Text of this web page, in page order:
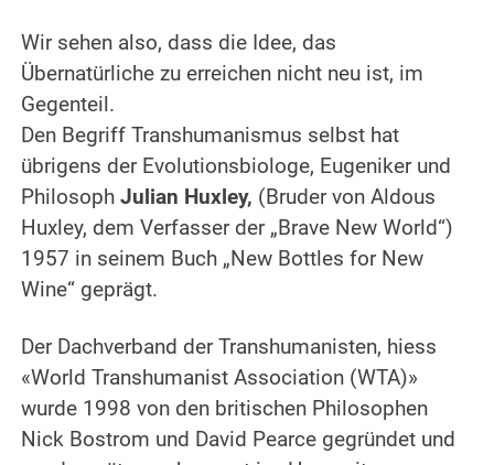
Wir sehen also, dass die Idee, das
Übernatürliche zu erreichen nicht neu ist, im
Gegenteil.
Den Begriff Transhumanismus selbst hat
übrigens der Evolutionsbiologe, Eugeniker und
PhilosophJulian Huxley, (Bruder von Aldous
Huxley, dem Verfasser der „Brave New World“)
1957 in seinem Buch „New Bottles for New
Wine“ geprägt.
Der Dachverband der Transhumanisten, hiess
«World Transhumanist Association (WTA)»
wurde 1998 von den britischen Philosophen
Nick Bostrom und David Pearce gegründet und